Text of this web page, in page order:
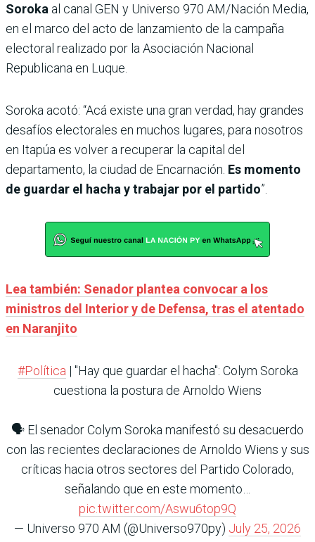
Soroka al canal GEN y Universo 970 AM/Nación Media,
en el marco del acto de lanzamiento de la campaña
electoral realizado por la Asociación Nacional
Republicana en Luque.
Soroka acotó: “Acá existe una gran verdad, hay grandes
desafíos electorales en muchos lugares, para nosotros
en Itapúa es volver a recuperar la capital del
departamento, la ciudad de Encarnación. Es momento
de guardar el hacha y trabajar por el partido”.
Lea también: Senador plantea convocar a los
ministros del Interior y de Defensa, tras el atentado
en Naranjito
#Política | "Hay que guardar el hacha": Colym Soroka
cuestiona la postura de Arnoldo Wiens
🗣️ El senador Colym Soroka manifestó su desacuerdo
con las recientes declaraciones de Arnoldo Wiens y sus
críticas hacia otros sectores del Partido Colorado,
señalando que en este momento…
pic.twitter.com/Aswu6top9Q
— Universo 970 AM (@Universo970py) July 25, 2026